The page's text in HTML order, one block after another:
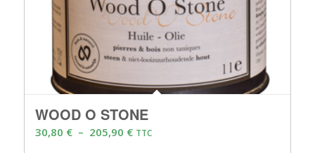
WOOD O STONE
30,80 € – 205,90 €Plage
TTC